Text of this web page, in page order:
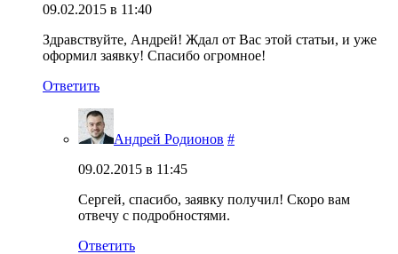
09.02.2015 в 11:40
Здравствуйте, Андрей! Ждал от Вас этой статьи, и уже
оформил заявку! Спасибо огромное!
Ответить
Андрей Родионов #
09.02.2015 в 11:45
Сергей, спасибо, заявку получил! Скоро вам
отвечу с подробностями.
Ответить